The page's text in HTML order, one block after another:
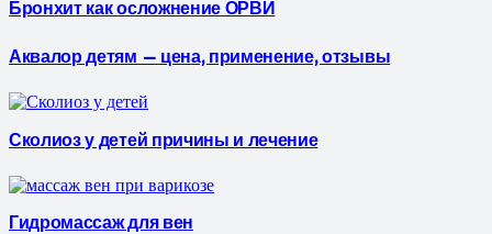
Бронхит как осложнение ОРВИ
Аквалор детям – цена, применение, отзывы
Сколиоз у детей причины и лечение
Гидромассаж для вен